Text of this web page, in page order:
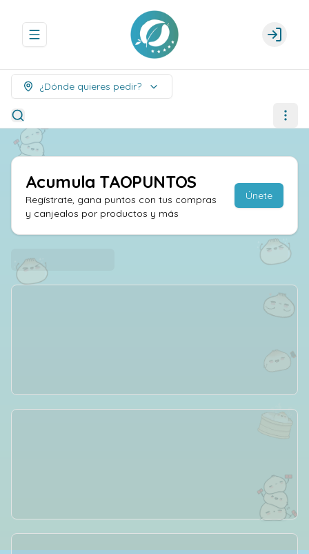
Abrir menu de navegación Login
¿Dónde quieres pedir?
Acumula TAOPUNTOS
Regístrate, gana puntos con tus compras
y canjealos por productos y más
Únete